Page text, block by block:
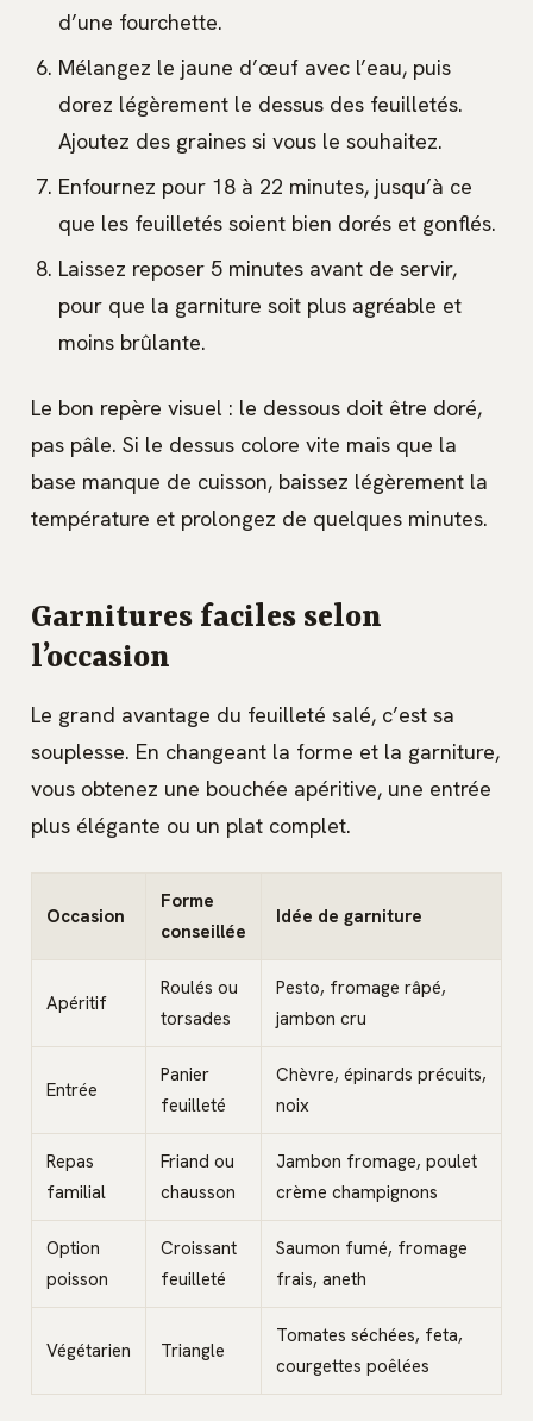
d’une fourchette.
Mélangez le jaune d’œuf avec l’eau, puis
dorez légèrement le dessus des feuilletés.
Ajoutez des graines si vous le souhaitez.
Enfournez pour 18 à 22 minutes, jusqu’à ce
que les feuilletés soient bien dorés et gonflés.
Laissez reposer 5 minutes avant de servir,
pour que la garniture soit plus agréable et
moins brûlante.
Le bon repère visuel : le dessous doit être doré,
pas pâle. Si le dessus colore vite mais que la
base manque de cuisson, baissez légèrement la
température et prolongez de quelques minutes.
Garnitures faciles selon
l’occasion
Le grand avantage du feuilleté salé, c’est sa
souplesse. En changeant la forme et la garniture,
vous obtenez une bouchée apéritive, une entrée
plus élégante ou un plat complet.
Occasion
Forme
conseillée
Idée de garniture
Apéritif
Roulés ou
torsades
Pesto, fromage râpé,
jambon cru
Entrée
Panier
feuilleté
Chèvre, épinards précuits,
noix
Repas
familial
Friand ou
chausson
Jambon fromage, poulet
crème champignons
Option
poisson
Croissant
feuilleté
Saumon fumé, fromage
frais, aneth
Végétarien Triangle
Tomates séchées, feta,
courgettes poêlées